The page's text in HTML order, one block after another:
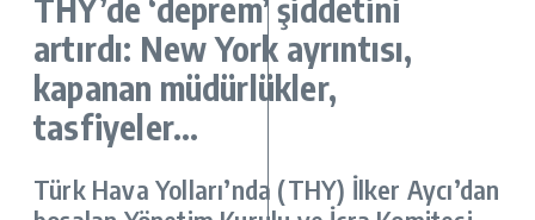
THY’de ‘deprem’ şiddetini
artırdı: New York ayrıntısı,
kapanan müdürlükler,
tasfiyeler…
Türk Hava Yolları’nda (THY) İlker Aycı’dan